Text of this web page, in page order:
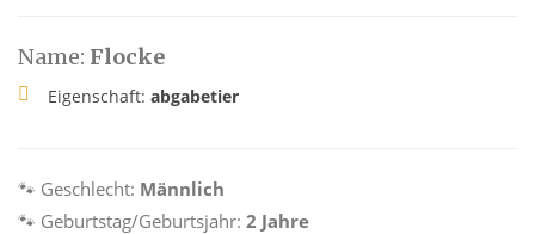
Name: Flocke
Eigenschaft: abgabetier
🐾 Geschlecht: Männlich
🐾 Geburtstag/Geburtsjahr: 2 Jahre